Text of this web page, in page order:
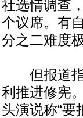
社选情调查
个议席。有
分之二难度极
但报道指
利推进修宪
头演说称“要